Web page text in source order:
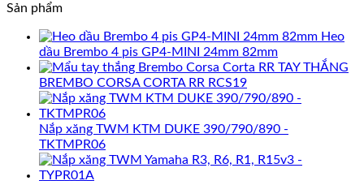
Sản phẩm
Heo
dầu Brembo 4 pis GP4-MINI 24mm 82mm
TAY THẮNG
BREMBO CORSA CORTA RR RCS19
Nắp xăng TWM KTM DUKE 390/790/890 -
TKTMPR06